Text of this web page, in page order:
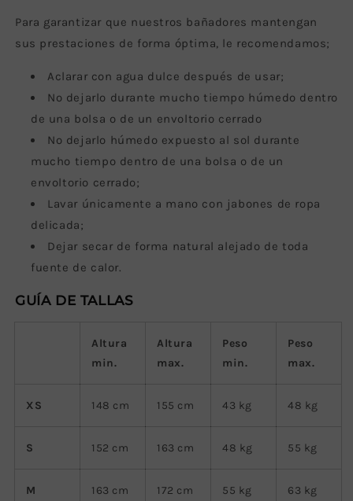
Para garantizar que nuestros bañadores mantengan
sus prestaciones de forma óptima, le recomendamos;
Aclarar con agua dulce después de usar;
No dejarlo durante mucho tiempo húmedo dentro
de una bolsa o de un envoltorio cerrado
No dejarlo húmedo expuesto al sol durante
mucho tiempo dentro de una bolsa o de un
envoltorio cerrado;
Lavar únicamente a mano con jabones de ropa
delicada;
Dejar secar de forma natural alejado de toda
fuente de calor.
GUÍA DE TALLAS
Altura
min.
Altura
max.
Peso
min.
Peso
max.
XS 148 cm 155 cm 43 kg 48 kg
S 152 cm 163 cm 48 kg 55 kg
M 163 cm 172 cm 55 kg 63 kg